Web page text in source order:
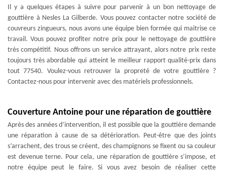
Il y a quelques étapes à suivre pour parvenir à un bon nettoyage de
gouttière à Nesles La Gilberde. Vous pouvez contacter notre société de
couvreurs zingueurs, nous avons une équipe bien formée qui maitrise ce
travail. Vous pouvez profiter notre prix pour le nettoyage de gouttière
très compétitif. Nous offrons un service attrayant, alors notre prix reste
toujours très abordable qui atteint le meilleur rapport qualité-prix dans
tout 77540. Voulez-vous retrouver la propreté de votre gouttière ?
Contactez-nous pour intervenir avec des matériels professionnels.
Couverture Antoine pour une réparation de gouttière
Après des années d’intervention, il est possible que la gouttière demande
une réparation à cause de sa détérioration. Peut-être que des joints
s’arrachent, des trous se créent, des champignons se fixent ou sa couleur
est devenue terne. Pour cela, une réparation de gouttière s’impose, et
notre équipe peut le faire. Si vous avez besoin de réaliser cette